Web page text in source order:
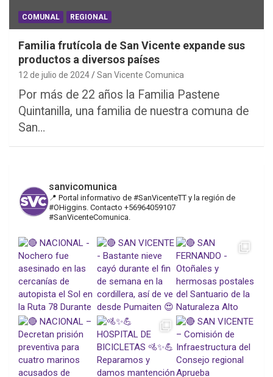
COMUNAL REGIONAL
Familia frutícola de San Vicente expande sus
productos a diversos países
12 de julio de 2024 San Vicente Comunica
Por más de 22 años la Familia Pastene
Quintanilla, una familia de nuestra comuna de
San…
sanvicomunica
📍 Portal informativo de #SanVicenteTT y la región de
#OHiggins. Contacto +56964059107
#SanVicenteComunica.